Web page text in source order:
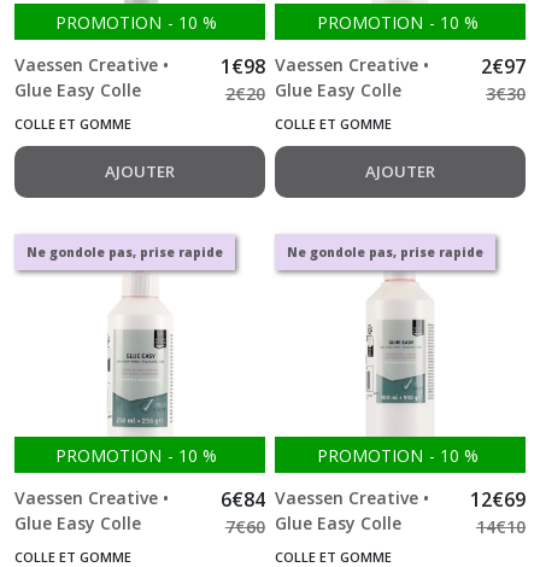
PROMOTION - 10 %
Vaessen Creative •
Glue Easy Colle
Transparente 25ml
1€98
2€20
COLLE ET GOMME
AJOUTER
PROMOTION - 10 %
Vaessen Creative •
Glue Easy Colle
Transparente 100ml
2€97
3€30
COLLE ET GOMME
AJOUTER
Ne gondole pas, prise rapide
PROMOTION - 10 %
Vaessen Creative •
Glue Easy Colle
Transparente 250ml
6€84
7€60
COLLE ET GOMME
Ne gondole pas, prise rapide
PROMOTION - 10 %
Vaessen Creative •
Glue Easy Colle
Transparente 500ml
12€69
14€10
COLLE ET GOMME